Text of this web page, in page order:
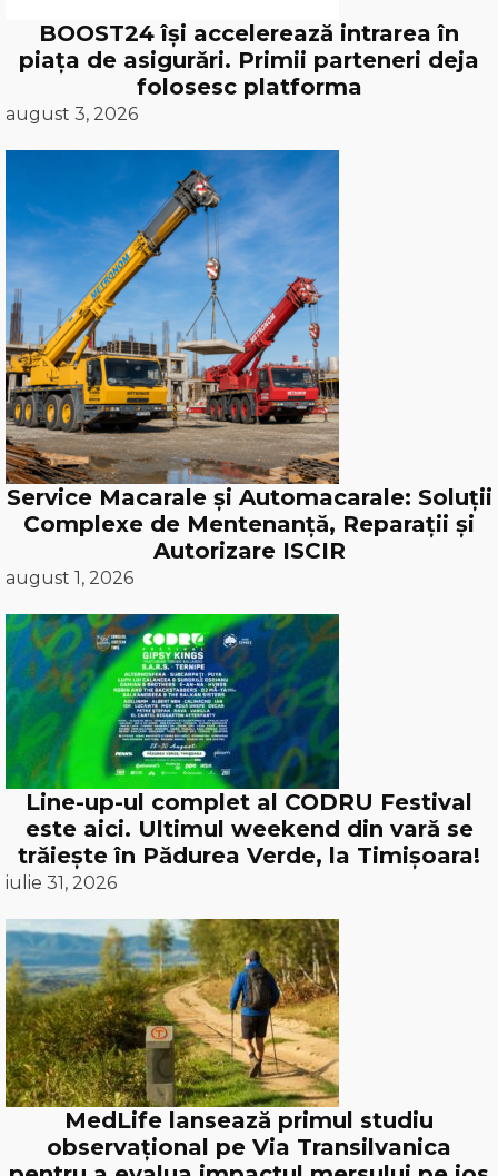
BOOST24 își accelerează intrarea în
piața de asigurări. Primii parteneri deja
folosesc platforma
august 3, 2026
Service Macarale și Automacarale: Soluții
Complexe de Mentenanță, Reparații și
Autorizare ISCIR
august 1, 2026
Line-up-ul complet al CODRU Festival
este aici. Ultimul weekend din vară se
trăiește în Pădurea Verde, la Timișoara!
iulie 31, 2026
MedLife lansează primul studiu
observațional pe Via Transilvanica